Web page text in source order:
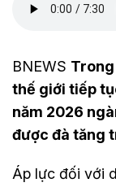
BNEWS
thế giới tiếp
năm 2026
được đà tăng
Áp lực đối với